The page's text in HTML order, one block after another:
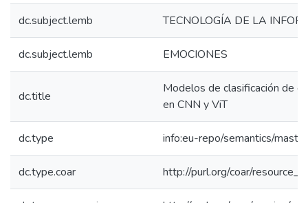
dc.subject.lemb TECNOLOGÍA DE LA
dc.subject.lemb EMOCIONES
dc.title
Modelos de clasificación de
en CNN y ViT
dc.type info:eu-repo/semantics/
dc.type.coar http://purl.org/coar/